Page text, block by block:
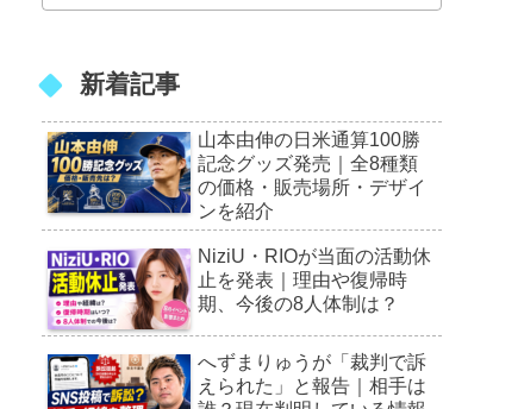
新着記事
山本由伸の日米通算100勝
記念グッズ発売｜全8種類
の価格・販売場所・デザイ
ンを紹介
NiziU・RIOが当面の活動休
止を発表｜理由や復帰時
期、今後の8人体制は？
へずまりゅうが「裁判で訴
えられた」と報告｜相手は